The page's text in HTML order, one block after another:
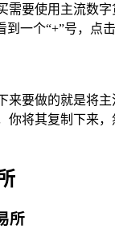
需要使用主流数
到一个“+”号，点
来要做的就是将
你将其复制下来
所